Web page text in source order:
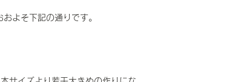
よそ下記の通りです。